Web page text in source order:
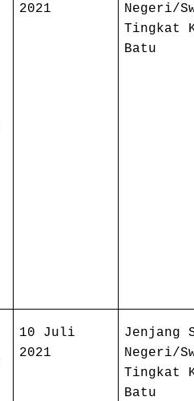
2021
Negeri/
Tingkat
Batu
10 Juli
2021
Jenjang
Negeri/
Tingkat
Batu